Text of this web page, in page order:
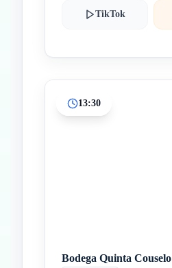
TikTok
13:30
Bodega Quinta Couselo